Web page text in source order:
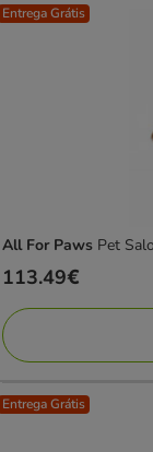
Entrega Grátis
All For Paws Pet
Preço
113.49€
113.49€
Entrega Grátis